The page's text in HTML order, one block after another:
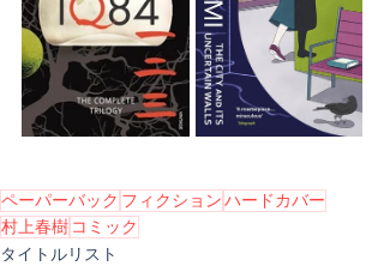
ペーパーバック フィクションハードカバー
村上春樹 コミック
タイトルリスト